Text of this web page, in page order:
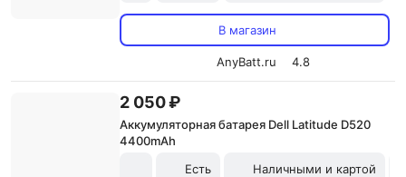
В магазин
AnyBatt.ru 4.8
2 050 ₽
Аккумуляторная батарея Dell Latitude D520
4400mAh
Есть
Наличными и картой